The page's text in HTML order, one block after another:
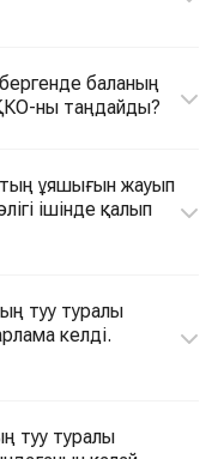
баланың
ны таңдайды?
ұяшығын жауып
ішінде қалып
туу туралы
келді.
туу туралы